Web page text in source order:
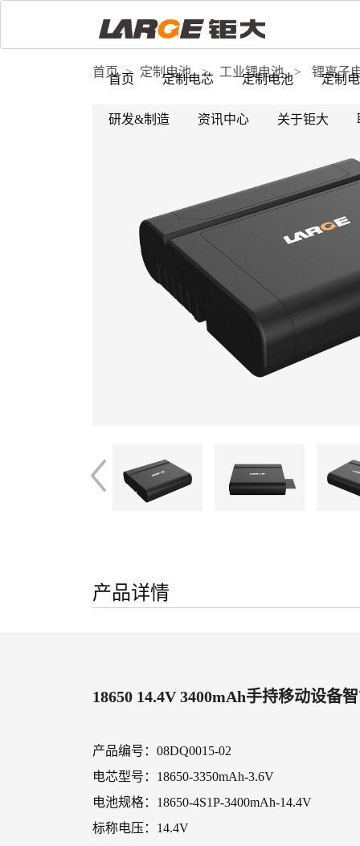
首页 定制电芯 定制电池 定制
研发&制造 资讯中心 关于钜大
首页 > 定制电池 > 工业锂电池 > 锂离子
产品详情
18650 14.4V 3400mAh手持移动设备
产品编号：08DQ0015-02
电芯型号：18650-3350mAh-3.6V
电池规格：18650-4S1P-3400mAh-14.4V
标称电压：14.4V